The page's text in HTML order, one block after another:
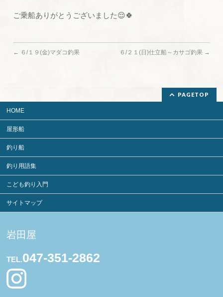
ご乗船ありがとうございました😌🍀
← ６/１９(金)マダコ釣果 ６/２１(日)仕立船～カサゴ釣果 →
PAGETOP
HOME
屋形船
釣り船
釣り用語集
こども釣り入門
サイトマップ
岩田屋
TEL.047-351-2862